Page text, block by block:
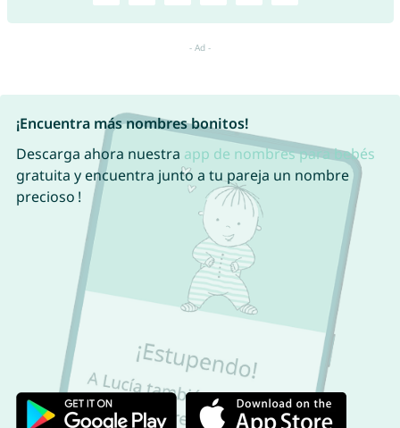
¡Encuentra más nombres bonitos!
Descarga ahora nuestra app de nombres para bebés
gratuita y encuentra junto a tu pareja un nombre
precioso !